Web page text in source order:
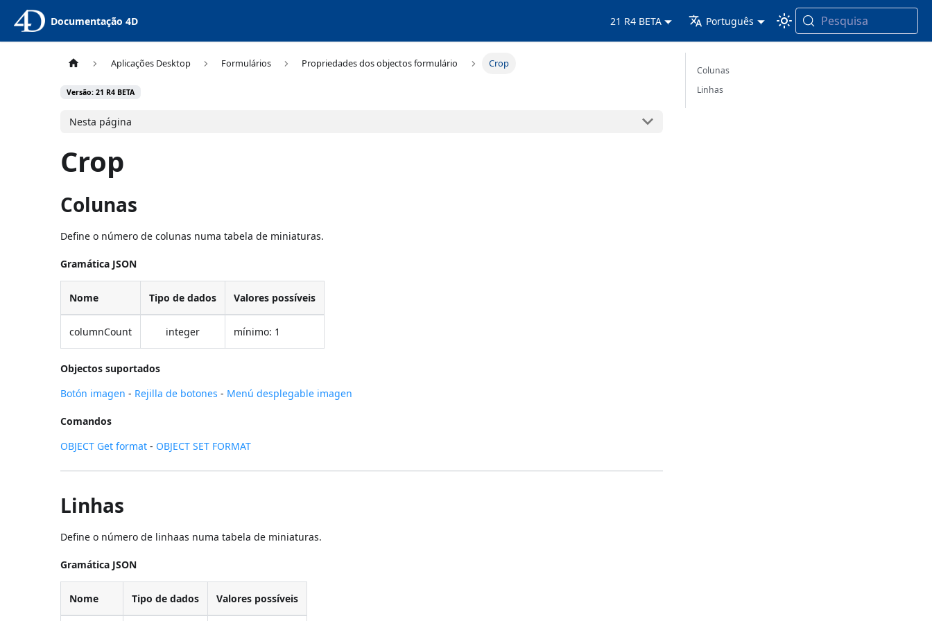
Documentação 4D 21 R4 BETA Português Pesquisa
Aplicações Desktop Formulários Propriedades dos objectos formulário Crop
Versão: 21 R4 BETA
Nesta página
Crop
Colunas
Define o número de colunas numa tabela de miniaturas.
Gramática JSON
Nome Tipo de dados Valores possíveis
columnCount integer mínimo: 1
Objectos suportados
Botón imagen - Rejilla de botones - Menú desplegable imagen
Comandos
OBJECT Get format - OBJECT SET FORMAT
Linhas
Define o número de linhaas numa tabela de miniaturas.
Gramática JSON
Nome Tipo de dados Valores possíveis
Colunas
Linhas